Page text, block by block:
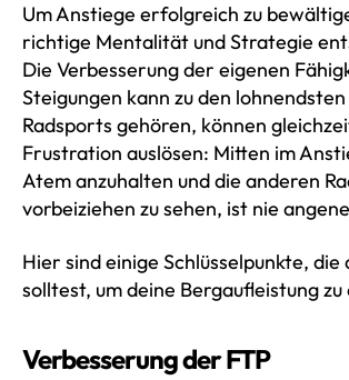
Um Anstiege erfolgreich zu
richtige Mentalität und Strategie
Die Verbesserung der eigenen
Steigungen kann zu den
Radsports gehören, können
Frustration auslösen: Mitten im
Atem anzuhalten und die anderen
vorbeiziehen zu sehen, ist nie
Hier sind einige Schlüsselpunkte, die
solltest, um deine Bergaufleistung
Verbesserung der FTP